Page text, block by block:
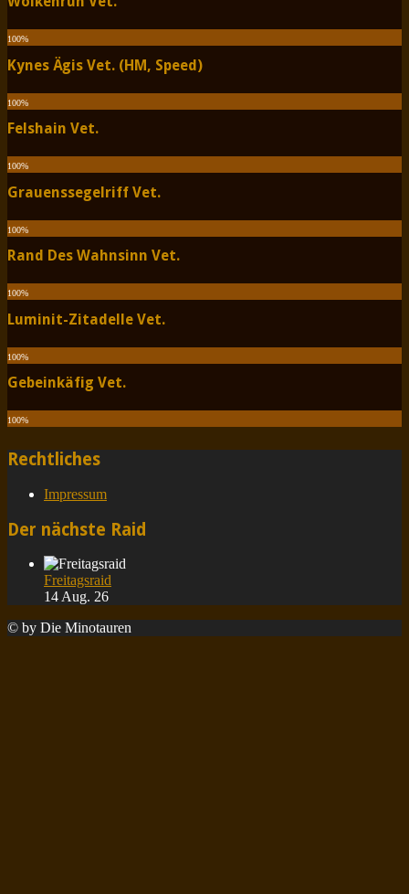
100%
Kynes Ägis Vet. (HM, Speed)
100%
Felshain Vet.
100%
Grauenssegelriff Vet.
100%
Rand Des Wahnsinn Vet.
100%
Luminit-Zitadelle Vet.
100%
Gebeinkäfig Vet.
100%
Rechtliches
Impressum
Der nächste Raid
Freitagsraid
14 Aug. 26
© by Die Minotauren